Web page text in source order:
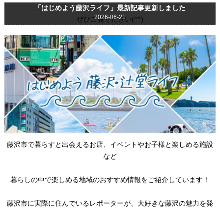
「はじめよう藤沢ライフ」最新記事更新しました
2026-06-21
ぜひご覧ください(^^)
藤沢市で暮らすと出会えるお店、イベントやお子様と楽しめる施設
など
暮らしの中で楽しめる地域のおすすめ情報をご紹介しています！
藤沢市に実際に住んでいるレポーターが、大好きな藤沢の魅力を発